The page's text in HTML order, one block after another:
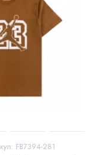
FB7394-281